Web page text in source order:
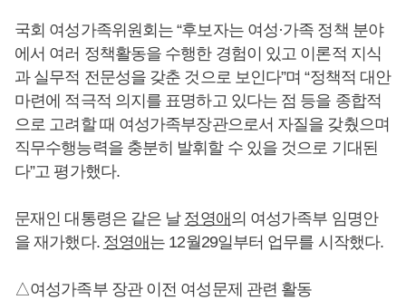
국회 여성가족위원회는 “후보자는 여성·가족 정책 분야
에서 여러 정책활동을 수행한 경험이 있고 이론적 지식
과 실무적 전문성을 갖춘 것으로 보인다”며 “정책적 대안
마련에 적극적 의지를 표명하고 있다는 점 등을 종합적
으로 고려할 때 여성가족부장관으로서 자질을 갖췄으며
직무수행능력을 충분히 발휘할 수 있을 것으로 기대된
다”고 평가했다.
문재인 대통령은 같은 날 정영애 의 여성가족부 임명안
을 재가했다. 정영애 는 12월29일부터 업무를 시작했다.
△여성가족부 장관 이전 여성문제 관련 활동